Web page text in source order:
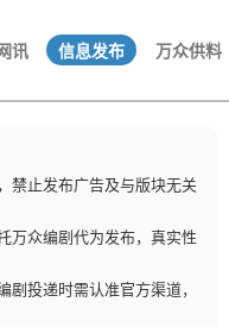
讯 信息发布 万众供料
禁止发布广告及与版块无关
万众编剧代为发布，真实性
投递时需认准官方渠道，